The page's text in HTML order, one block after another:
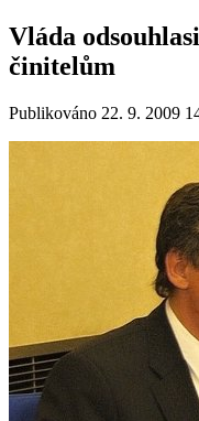
Vláda
činitelům
Publikováno 22. 9. 2009